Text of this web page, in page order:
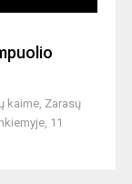
kaime, Zarasų
11